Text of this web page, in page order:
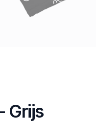
Grijs